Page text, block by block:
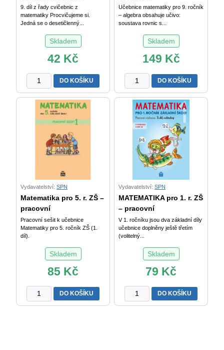
9. díl z řady cvičebnic z
matematiky Procvičujeme si.
Jedná se o desetičlenný...
Skladem
42 Kč
PROCVIČUJEME
SI
počítání
přes
milion
ročník)
množství
DO KOŠÍKU
Učebnice matematiky pro 9. ročník
– algebra obsahuje učivo:
soustava rovnic s...
Skladem
149 Kč
Matematika
pro
9.
algebra
Půlpán
kol.
množství
DO KOŠÍKU
Vydavatelství: SPN
Matematika pro 5. r. ZŠ –
pracovní
Pracovní sešit k učebnice
Matematiky pro 5. ročník ZŠ (1.
díl).
Skladem
85 Kč
Matematika
pro
DO KOŠÍKU
Vydavatelství: SPN
MATEMATIKA pro 1. r. ZŠ
– pracovní
V 1. ročníku jsou dva základní díly
učebnice doplněny ještě třetím
(volitelný...
Skladem
79 Kč
MATEMATIKA
pro
DO KOŠÍKU